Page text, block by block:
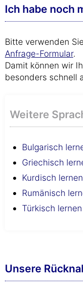
Ich habe noch
Bitte verwenden
Anfrage-Formular.
Damit können wir
besonders schnell
Weitere
Bulgarisch
Griechisch
Kurdisch lernen
Rumänisch
Türkisch lernen
Unsere